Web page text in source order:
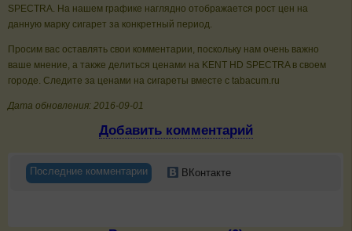
SPECTRA. На нашем графике наглядно отображается рост цен на
данную марку сигарет за конкретный период.
Просим вас оставлять свои комментарии, поскольку нам очень важно
ваше мнение, а также делиться ценами на KENT HD SPECTRA в своем
городе. Следите за ценами на сигареты вместе с tabacum.ru
Дата обновления: 2016-09-01
Добавить комментарий
Последние комментарии ВКонтакте